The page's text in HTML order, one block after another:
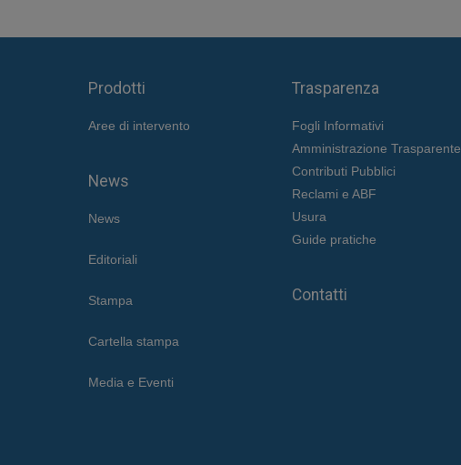
Prodotti
Aree di intervento
News
News
Editoriali
Stampa
Cartella stampa
Media e Eventi
Trasparenza
Fogli Informativi
Amministrazione Trasparente
Contributi Pubblici
Reclami e ABF
Usura
Guide pratiche
Contatti